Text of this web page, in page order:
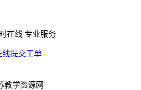
在线 专业服务
线提交工单
教学资源网